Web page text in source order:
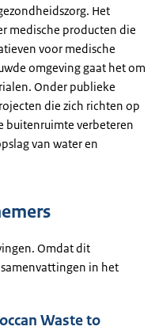
Het
medische producten die
voor medische
omgeving gaat het om
Onder publieke
die zich richten op
buitenruimte verbeteren
van water en
Omdat dit
in het
Waste to